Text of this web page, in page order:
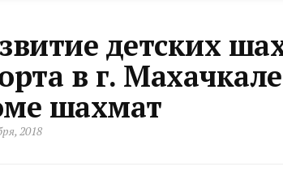
детских
в г.
шахмат
2018